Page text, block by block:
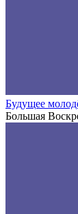
Будущее
Большая